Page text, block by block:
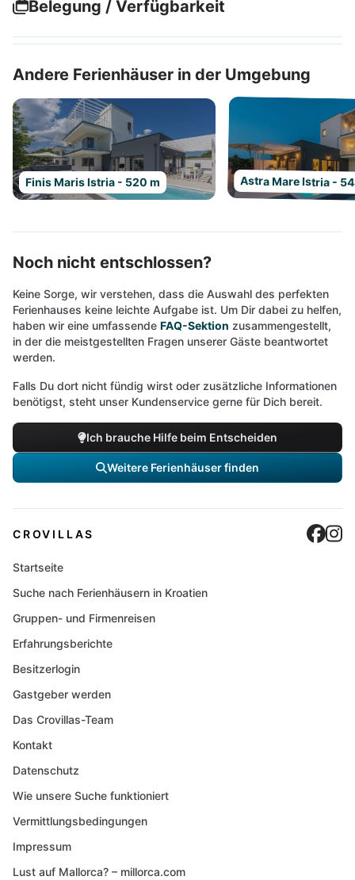
Belegung / Verfügbarkeit
Andere Ferienhäuser in der Umgebung
Finis Maris Istria - 520 m Astra Mare Istria -
Noch nicht entschlossen?
Keine Sorge, wir verstehen, dass die Auswahl des perfekten
Ferienhauses keine leichte Aufgabe ist. Um Dir dabei zu helfen,
haben wir eine umfassende FAQ-Sektion zusammengestellt,
in der die meistgestellten Fragen unserer Gäste beantwortet
werden.
Falls Du dort nicht fündig wirst oder zusätzliche Informationen
benötigst, steht unser Kundenservice gerne für Dich bereit.
Ich brauche Hilfe beim Entscheiden
Weitere Ferienhäuser finden
CROVILLAS
Startseite
Suche nach Ferienhäusern in Kroatien
Gruppen- und Firmenreisen
Erfahrungsberichte
Besitzerlogin
Gastgeber werden
Das Crovillas-Team
Kontakt
Datenschutz
Wie unsere Suche funktioniert
Vermittlungsbedingungen
Impressum
Lust auf Mallorca? – millorca.com